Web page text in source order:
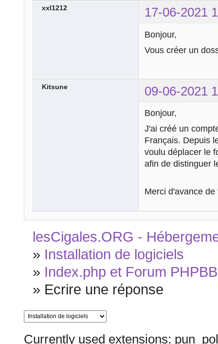
xxl1212 17-06-2021
Bonjour,
Vous créer un
Kitsune 09-06-2021
Bonjour,
J'ai créé un
Français. Depuis
voulu déplacer le
afin de distinguer
Merci d'avance
lesCigales.ORG -
» Installation de logiciels
» Index.php et Forum
» Ecrire une réponse
Currently used extensions: